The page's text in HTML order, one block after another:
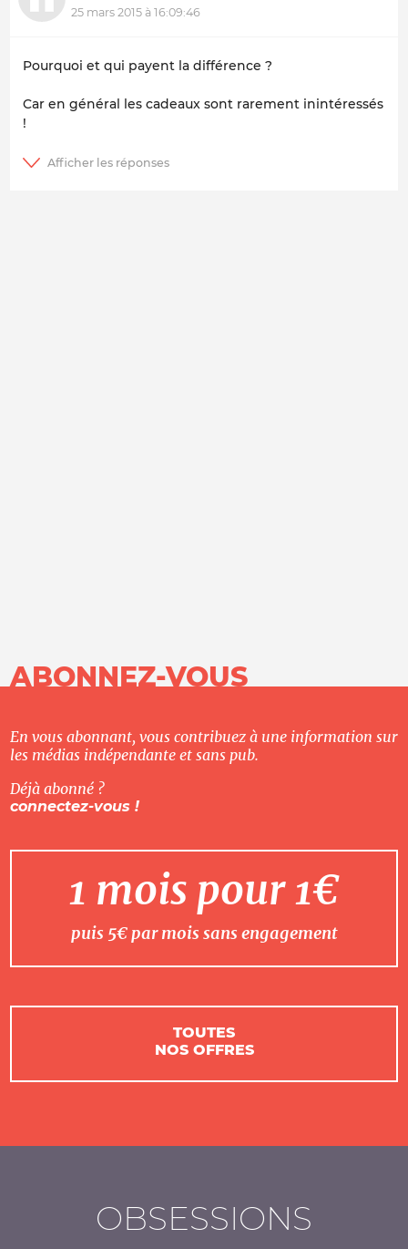
25 mars 2015 à 16:09:46
Pourquoi et qui payent la différence ?
Car en général les cadeaux sont rarement inintéressés
!
ABONNEZ-VOUS
En vous abonnant, vous contribuez à une information sur
les médias indépendante et sans pub.
Déjà abonné ?
connectez-vous !
1 mois pour 1€
puis 5€ par mois sans engagement
TOUTES
NOS OFFRES
OBSESSIONS